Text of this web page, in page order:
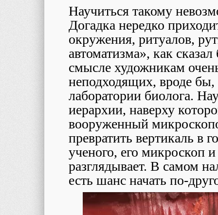
Научиться такому
Догадка нередко
окружения, ритуалов,
автоматизма», как
смысле художникам
неподходящих, вроде бы,
лаборатории биолога.
иерархии, наверху
вооруженный
превратить вертикаль в
ученого, его микроскоп
разглядывает. В самом
есть шанс начать по-